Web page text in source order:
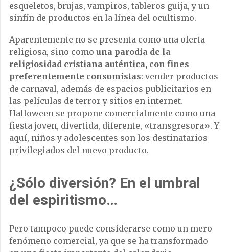
esqueletos, brujas, vampiros, tableros guija, y un
sinfín de productos en la línea del ocultismo.
Aparentemente no se presenta como una oferta
religiosa, sino como una parodia de la
religiosidad cristiana auténtica, con fines
preferentemente consumistas: vender productos
de carnaval, además de espacios publicitarios en
las películas de terror y sitios en internet.
Halloween se propone comercialmente como una
fiesta joven, divertida, diferente, «transgresora». Y
aquí, niños y adolescentes son los destinatarios
privilegiados del nuevo producto.
¿Sólo diversión? En el umbral
del espiritismo…
Pero tampoco puede considerarse como un mero
fenómeno comercial, ya que se ha transformado